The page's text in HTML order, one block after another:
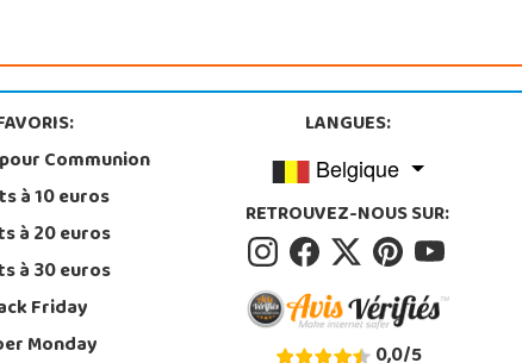
Communion
à 10 euros
à 20 euros
à 30 euros
Friday
Monday
LANGUES:
Belgique
RETROUVEZ-NOUS SUR: